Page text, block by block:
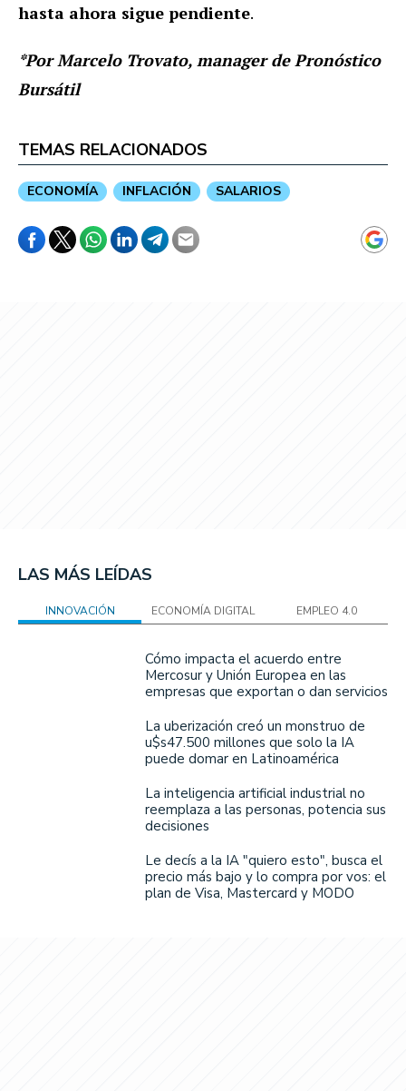
hasta ahora sigue pendiente.
*Por Marcelo Trovato, manager de Pronóstico
Bursátil
TEMAS RELACIONADOS
ECONOMÍA INFLACIÓN SALARIOS
LAS MÁS LEÍDAS
INNOVACIÓN ECONOMÍA DIGITAL EMPLEO 4.0
Cómo impacta el acuerdo entre
Mercosur y Unión Europea en las
empresas que exportan o dan servicios
La uberización creó un monstruo de
u$s47.500 millones que solo la IA
puede domar en Latinoamérica
La inteligencia artificial industrial no
reemplaza a las personas, potencia sus
decisiones
Le decís a la IA "quiero esto", busca el
precio más bajo y lo compra por vos: el
plan de Visa, Mastercard y MODO